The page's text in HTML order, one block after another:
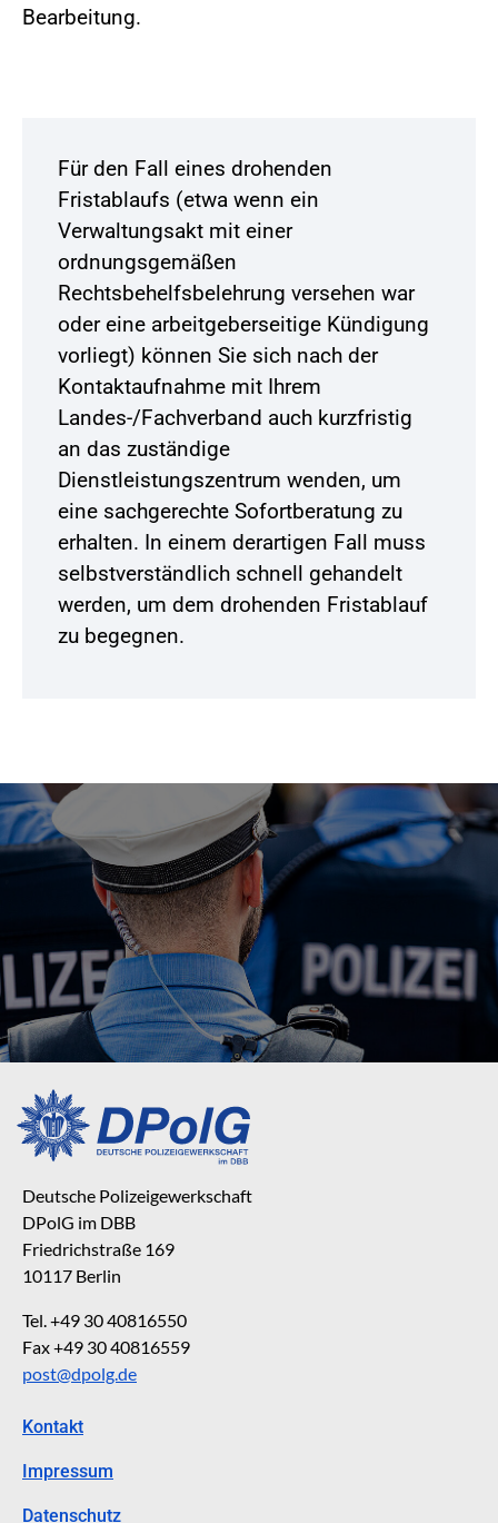
Bearbeitung.
Für den Fall eines drohenden
Fristablaufs (etwa wenn ein
Verwaltungsakt mit einer
ordnungsgemäßen
Rechtsbehelfsbelehrung versehen war
oder eine arbeitgeberseitige Kündigung
vorliegt) können Sie sich nach der
Kontaktaufnahme mit Ihrem
Landes-/Fachverband auch kurzfristig
an das zuständige
Dienstleistungszentrum wenden, um
eine sachgerechte Sofortberatung zu
erhalten. In einem derartigen Fall muss
selbstverständlich schnell gehandelt
werden, um dem drohenden Fristablauf
zu begegnen.
Deutsche Polizeigewerkschaft
DPolG im DBB
Friedrichstraße 169
10117 Berlin
Tel. +49 30 40816550
Fax +49 30 40816559
post@dpolg.de
Kontakt
Impressum
Datenschutz